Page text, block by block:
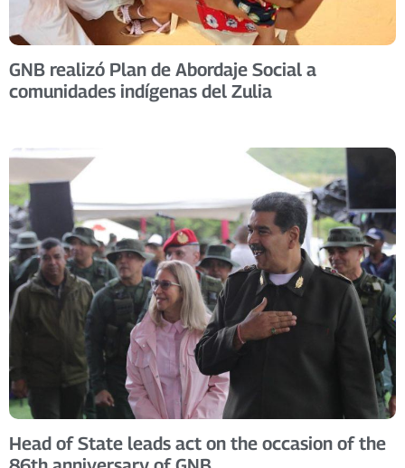
GNB realizó Plan de Abordaje Social a
comunidades indígenas del Zulia
Head of State leads act on the occasion of the